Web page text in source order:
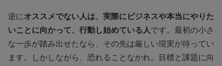
逆にオススメでない人は、実際にビジネスや本当にやりた
いことに向かって、行動し始めている人です。最初の小さ
な一歩が踏み出せたなら、その先は厳しい現実が待ってい
ます。しかしながら、恐れることなかれ。目標と課題に向